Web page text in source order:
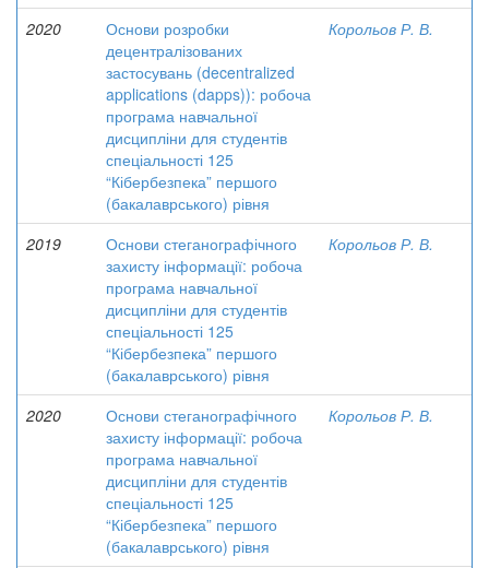
2020
Основи розробки
децентралізованих
застосувань (decentralized
applications (dapps)): робоча
програма навчальної
дисципліни для студентів
спеціальності 125
“Кібербезпека” першого
(бакалаврського) рівня
Корольов Р. В.
2019
Основи стеганографічного
захисту інформації: робоча
програма навчальної
дисципліни для студентів
спеціальності 125
“Кібербезпека” першого
(бакалаврського) рівня
Корольов Р. В.
2020
Основи стеганографічного
захисту інформації: робоча
програма навчальної
дисципліни для студентів
спеціальності 125
“Кібербезпека” першого
(бакалаврського) рівня
Корольов Р. В.